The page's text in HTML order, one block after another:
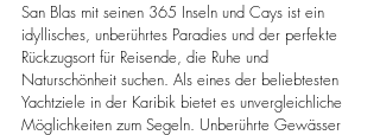
San Blas mit seinen 365 Inseln und Cays ist ein
idyllisches, unberührtes Paradies und der perfekte
Rückzugsort für Reisende, die Ruhe und
Naturschönheit suchen. Als eines der beliebtesten
Yachtziele in der Karibik bietet es unvergleichliche
Möglichkeiten zum Segeln. Unberührte Gewässer